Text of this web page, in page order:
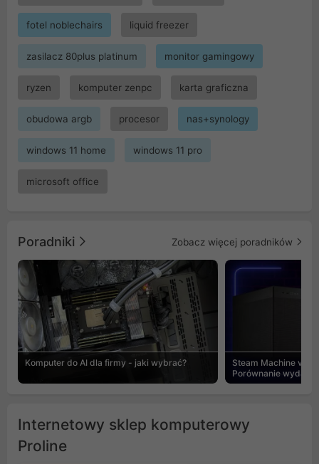
fotel noblechairs liquid freezer
zasilacz 80plus platinum monitor gamingowy
ryzen komputer zenpc karta graficzna
obudowa argb procesor nas+synology
windows 11 home windows 11 pro
microsoft office
Poradniki Zobacz więcej poradników
Komputer do AI dla firmy - jaki wybrać?
Steam Machine vs
Porównanie
Internetowy sklep komputerowy
Proline